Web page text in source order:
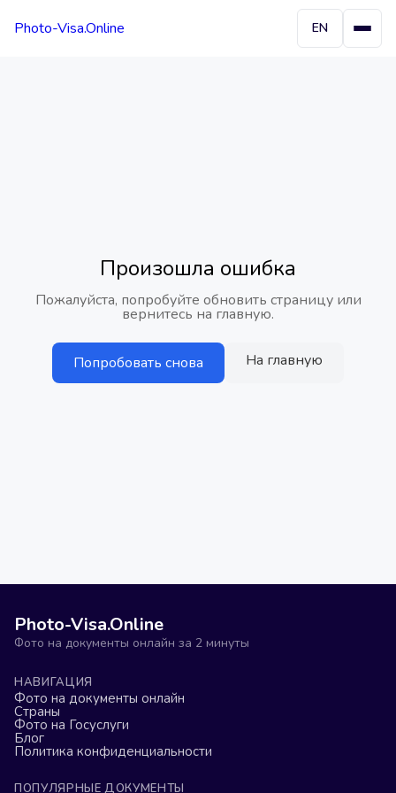
Photo-Visa.Online EN
Произошла ошибка
Пожалуйста, попробуйте обновить страницу или
вернитесь на главную.
Попробовать снова На главную
Photo-Visa.Online
Фото на документы онлайн за 2 минуты
НАВИГАЦИЯ
Фото на документы онлайн
Страны
Фото на Госуслуги
Блог
Политика конфиденциальности
ПОПУЛЯРНЫЕ ДОКУМЕНТЫ